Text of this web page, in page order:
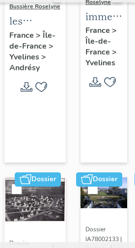
Bussière Roselyne
les
immeubles,
maisons et
fermes du
canton
d'Andrésy
France > Île-
de-France >
Yvelines>
Andrésy
Roselyne
maisons,
fermes
France >
Île-de-
France >
Yvelines
Dossier
Dossier
Dossier
Dossier
IA78002133 |